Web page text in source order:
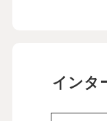
インタ